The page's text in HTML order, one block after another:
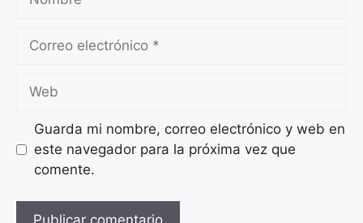
Correo
Web
Guarda mi nombre, correo electrónico y web en
este navegador para la próxima vez que
comente.